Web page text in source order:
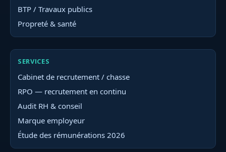
BTP / Travaux publics
Propreté & santé
SERVICES
Cabinet de recrutement / chasse
RPO — recrutement en continu
Audit RH & conseil
Marque employeur
Étude des rémunérations 2026